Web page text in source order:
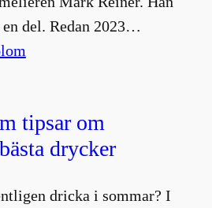
del. Redan 2023…
tipsar om
drycker
dricka i sommar? I